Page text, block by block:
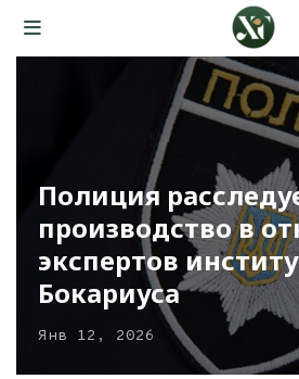
Полиция
производство в
экспертов
Бокариуса
Янв 12, 2026